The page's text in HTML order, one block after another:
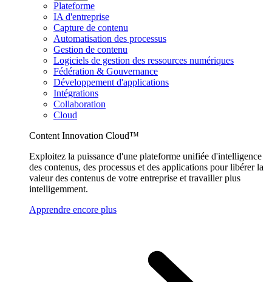
Plateforme
IA d'entreprise
Capture de contenu
Automatisation des processus
Gestion de contenu
Logiciels de gestion des ressources numériques
Fédération & Gouvernance
Développement d'applications
Intégrations
Collaboration
Cloud
Content Innovation Cloud™
Exploitez la puissance d'une plateforme unifiée d'intelligence
des contenus, des processus et des applications pour libérer la
valeur des contenus de votre entreprise et travailler plus
intelligemment.
Apprendre encore plus